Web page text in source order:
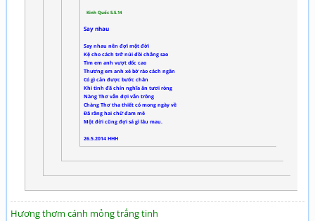
Kinh Quốc 5.5.14
Say nhau
Say nhau nên đợi một đời
Kệ cho cách trở núi đồi chẳng sao
Tìm em anh vượt dốc cao
Thương em anh xé bờ rào cách ngăn
Có gì cản được bước chân
Khi tình đã chín nghĩa ân tươi ròng
Nàng Thơ vẫn đợi vẫn trông
Chàng Thơ tha thiết có mong ngày về
Đã rằng hai chữ đam mê
Một đời cũng đợi sá gì lâu mau.
26.5.2014 HHH
Hương thơm cánh mỏng trắng tinh